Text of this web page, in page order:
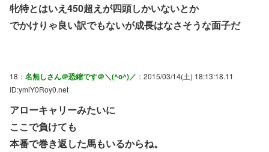
牝特とはいえ450超えが四頭しかいないとか
でかけりゃ良い訳でもないが成長はなさそうな面子だ
18： 名無しさん＠恐縮です＠＼(^o^)／ ：2015/03/14(土) 18:13:18.11
ID:ymiY0Roy0.net
アローキャリーみたいに
ここで負けても
本番で巻き返した馬もいるからね。